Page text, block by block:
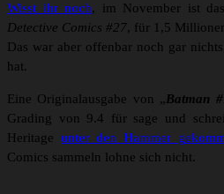
Wisst ihr noch, im November ist
Detective Comics #27, für 1,5
Das war aber offenbar noch gar
hat.
Eine Originalausgabe von „ Batman
Grading von 9.4 für sage und
Heritage unter den Hammer
Comics sammeln lohne sich nicht.